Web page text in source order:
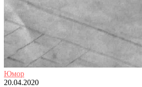
Юмор
20.04.2020